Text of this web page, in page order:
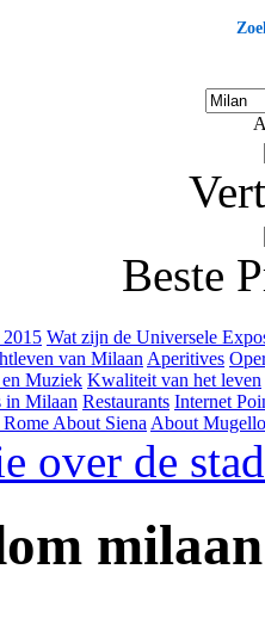
Beste
Wat zijn de Universele
van Milaan Aperitives
en Muziek Kwaliteit van het leven
in Milaan Restaurants Internet
About Siena About
over de